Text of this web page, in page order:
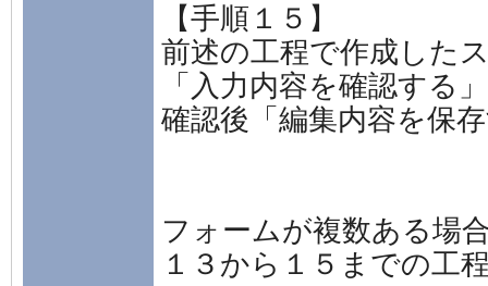
【手順１５】
前述の工程で作成した
「入力内容を確認する
確認後「編集内容を保
フォームが複数ある場
１３から１５までの工